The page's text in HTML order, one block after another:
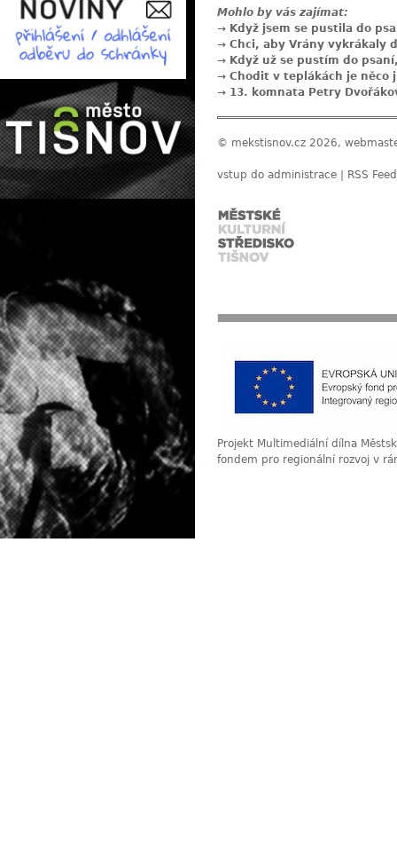
Mohlo by vás zajímat:
→ Když jsem se pustila do
→ Chci, aby Vrány vykrákaly
→ Když už se pustím do
→ Chodit v teplákách je něco
→ 13. komnata Petry
© mekstisnov.cz 2026,
vstup do administrace RSS Feed
Projekt Multimediální dílna
fondem pro regionální rozvoj v